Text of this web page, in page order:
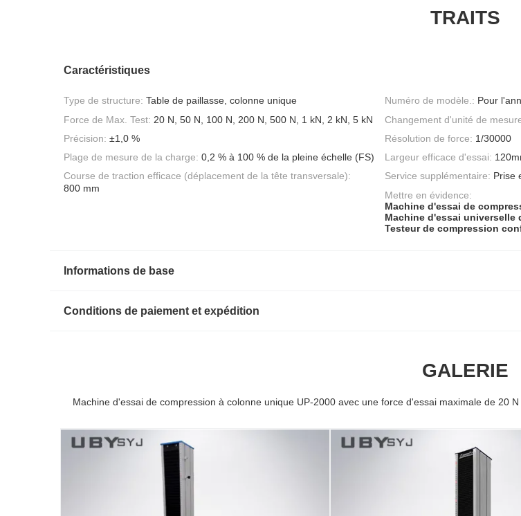
TRAITS
Caractéristiques
Type de structure: Table de paillasse, colonne unique Numéro de modèle.: Pour
Force de Max. Test: 20 N, 50 N, 100 N, 200 N, 500 N, 1 kN, 2 kN, 5 kN Changement d'unité de
Précision: ±1,0 % Résolution de force: 1/30000
Plage de mesure de la charge: 0,2 % à 100 % de la pleine échelle (FS) Largeur efficace d'essai:
Course de traction efficace (déplacement de la tête transversale):
800 mm
Service supplémentaire: Prise
Mettre en évidence:
Machine d'essai de
Machine d'essai universelle
Testeur de compression
Informations de base
Conditions de paiement et expédition
GALERIE
Machine d'essai de compression à colonne unique UP-2000 avec une force d'essai maximale de 20